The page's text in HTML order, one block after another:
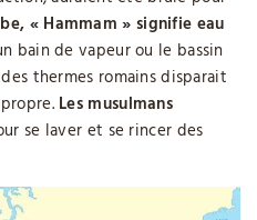
« Hammam » signifie eau
bain de vapeur ou le bassin
thermes romains disparait
Les musulmans
se laver et se rincer des